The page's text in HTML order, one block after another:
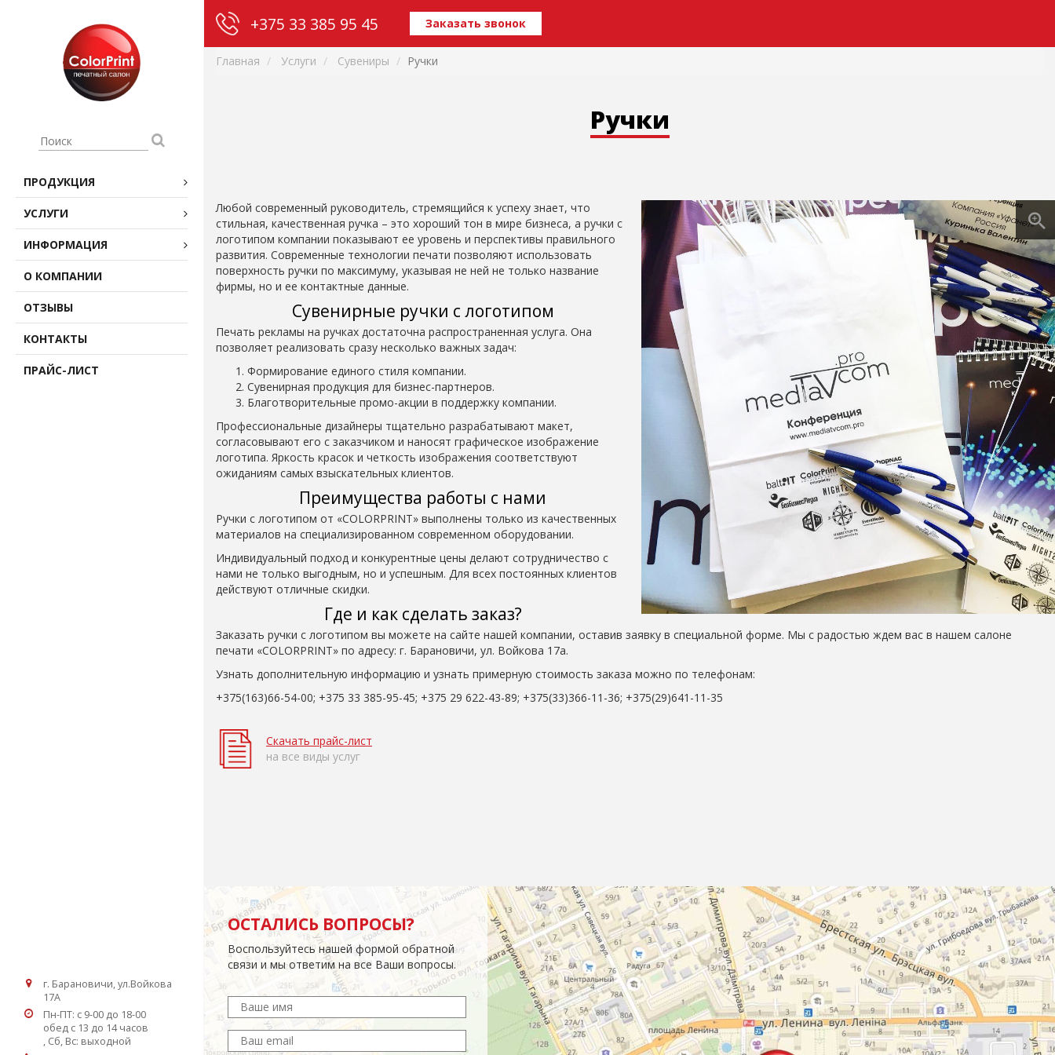
ПРОДУКЦИЯ
УСЛУГИ
ИНФОРМАЦИЯ
О КОМПАНИИ
ОТЗЫВЫ
КОНТАКТЫ
ПРАЙС-ЛИСТ
г. Барановичи, ул.Войкова
17А
Пн-ПТ: с 9-00 до 18-00
обед c 13 до 14 часов
, Сб, Вс: выходной
‎+375 33 385 95 45 Заказать звонок
Главная Услуги Сувениры Ручки
Ручки
Любой современный руководитель, стремящийся к успеху знает, что
стильная, качественная ручка – это хороший тон в мире бизнеса, а ручки с
логотипом компании показывают ее уровень и перспективы правильного
развития. Современные технологии печати позволяют использовать
поверхность ручки по максимуму, указывая не ней не только название
фирмы, но и ее контактные данные.
Сувенирные ручки с логотипом
Печать рекламы на ручках достаточна распространенная услуга. Она
позволяет реализовать сразу несколько важных задач:
Формирование единого стиля компании.
Сувенирная продукция для бизнес-партнеров.
Благотворительные промо-акции в поддержку компании.
Профессиональные дизайнеры тщательно разрабатывают макет,
согласовывают его с заказчиком и наносят графическое изображение
логотипа. Яркость красок и четкость изображения соответствуют
ожиданиям самых взыскательных клиентов.
Преимущества работы с нами
Ручки с логотипом от «COLORPRINT» выполнены только из качественных
материалов на специализированном современном оборудовании.
Индивидуальный подход и конкурентные цены делают сотрудничество с
нами не только выгодным, но и успешным. Для всех постоянных клиентов
действуют отличные скидки.
Где и как сделать заказ?
Заказать ручки с логотипом вы можете на сайте нашей компании, оставив заявку в специальной форме. Мы с радостью ждем вас в нашем салоне
печати «COLORPRINT» по адресу: г. Барановичи, ул. Войкова 17а.
Узнать дополнительную информацию и узнать примерную стоимость заказа можно по телефонам:
+375(163)66-54-00; +375 33 385-95-45; +375 29 622-43-89; +375(33)366-11-36; +375(29)641-11-35
Скачать прайс-лист
на все виды услуг
ОСТАЛИСЬ ВОПРОСЫ?
Воспользуйтесь нашей формой обратной
связи и мы ответим на все Ваши вопросы.